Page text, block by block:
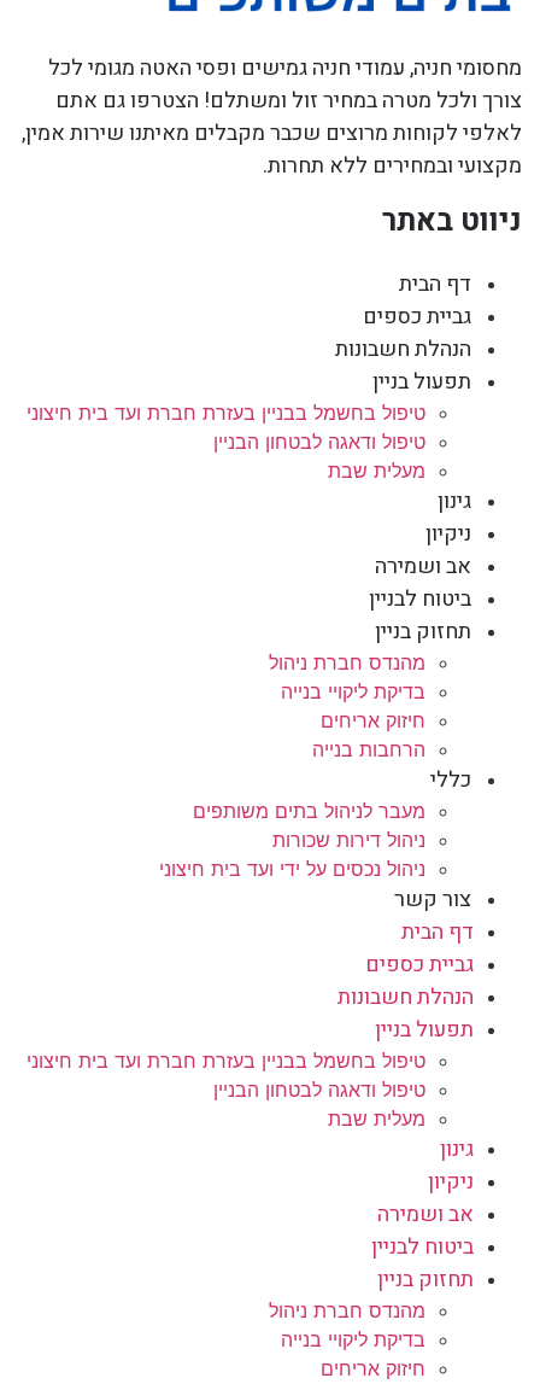
מחסומי חניה, עמודי חניה גמישים ופסי האטה מגומי לכל
צורך ולכל מטרה במחיר זול ומשתלם! הצטרפו גם אתם
לאלפי לקוחות מרוצים שכבר מקבלים מאיתנו שירות אמין,
מקצועי ובמחירים ללא תחרות.
ניווט באתר
דף הבית
גביית כספים
הנהלת חשבונות
תפעול בניין
טיפול בחשמל בבניין בעזרת חברת ועד בית חיצוני
טיפול ודאגה לבטחון הבניין
מעלית שבת
גינון
ניקיון
אב ושמירה
ביטוח לבניין
תחזוק בניין
מהנדס חברת ניהול
בדיקת ליקויי בנייה
חיזוק אריחים
הרחבות בנייה
כללי
מעבר לניהול בתים משותפים
ניהול דירות שכורות
ניהול נכסים על ידי ועד בית חיצוני
צור קשר
דף הבית
גביית כספים
הנהלת חשבונות
תפעול בניין
טיפול בחשמל בבניין בעזרת חברת ועד בית חיצוני
טיפול ודאגה לבטחון הבניין
מעלית שבת
גינון
ניקיון
אב ושמירה
ביטוח לבניין
תחזוק בניין
מהנדס חברת ניהול
בדיקת ליקויי בנייה
חיזוק אריחים